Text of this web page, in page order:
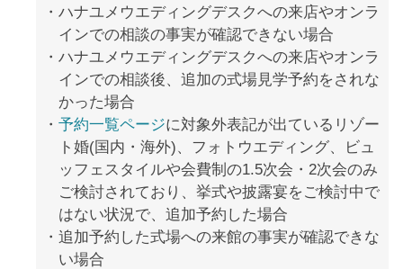
ハナユメウエディングデスクへの来店やオンラ
インでの相談の事実が確認できない場合
ハナユメウエディングデスクへの来店やオンラ
インでの相談後、追加の式場見学予約をされな
かった場合
予約一覧ページに対象外表記が出ているリゾー
ト婚(国内・海外)、フォトウエディング、ビュ
ッフェスタイルや会費制の1.5次会・2次会のみ
ご検討されており、挙式や披露宴をご検討中で
はない状況で、追加予約した場合
追加予約した式場への来館の事実が確認できな
い場合